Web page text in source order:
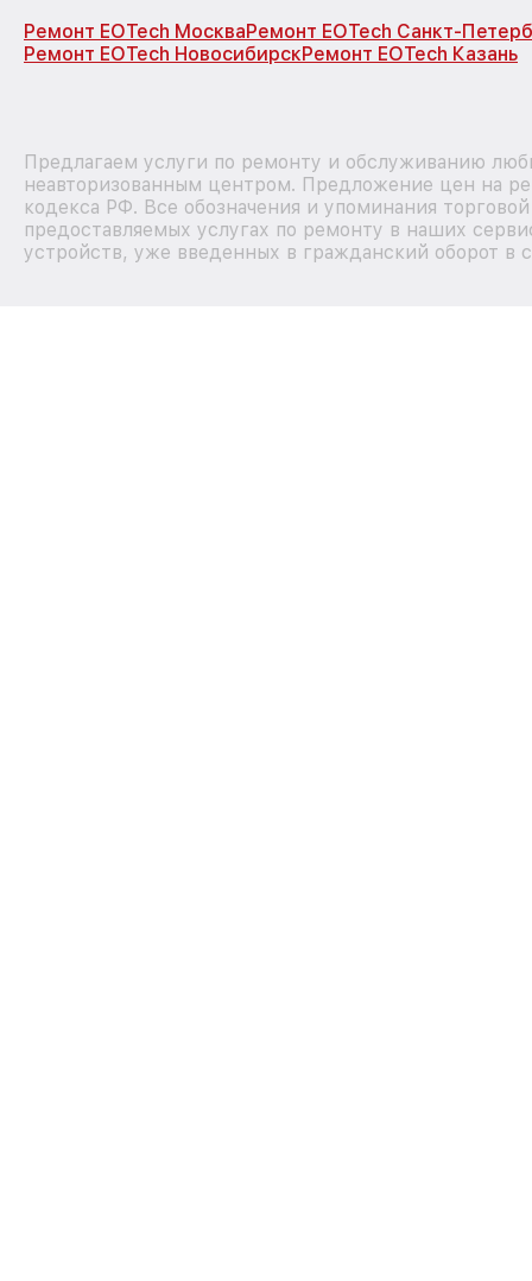
Ремонт EOTech МоскваРемонт EOTech Санкт-
Ремонт EOTech НовосибирскРемонт EOTech Казань
Предлагаем услуги по ремонту и обслуживанию
неавторизованным центром. Предложение цен на
кодекса РФ. Все обозначения и упоминания
предоставляемых услугах по ремонту в наших
устройств, уже введенных в гражданский оборот в